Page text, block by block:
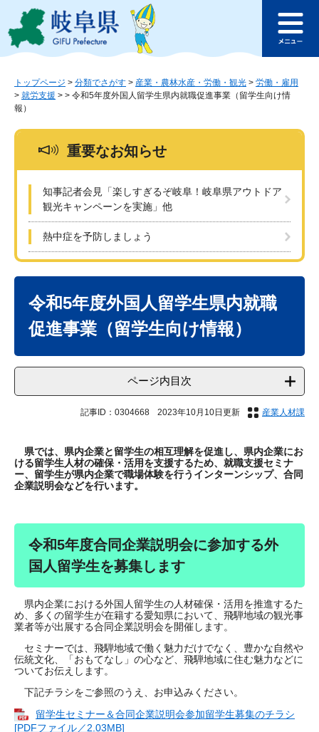
ジ
ュ
このページの本文へ
ュ
トップページ > 分類でさがす > 産業・農林水産・労働・観光 > 労働・雇用
> 就労支援 > > 令和5年度外国人留学生県内就職促進事業（留学生向け情
報）
重要なお知らせ
知事記者会見「楽しすぎるぞ岐阜！岐阜県アウトドア
観光キャンペーンを実施」他
熱中症を予防しましょう
令和5年度外国人留学生県内就職
促進事業（留学生向け情報）
ページ内目次
記事ID：0304668 2023年10月10日更新 産業人材課
県では、県内企業と留学生の相互理解を促進し、県内企業にお
ける留学生人材の確保・活用を支援するため、就職支援セミナ
ー、留学生が県内企業で職場体験を行うインターンシップ、合同
企業説明会などを行います。
令和5年度合同企業説明会に参加する外
国人留学生を募集します
県内企業における外国人留学生の人材確保・活用を推進するた
め、多くの留学生が在籍する愛知県において、飛騨地域の観光事
業者等が出展する合同企業説明会を開催します。
セミナーでは、飛騨地域で働く魅力だけでなく、豊かな自然や
伝統文化、「おもてなし」の心など、飛騨地域に住む魅力などに
ついてお伝えします。
下記チラシをご参照のうえ、お申込みください。
留学生セミナー＆合同企業説明会参加留学生募集のチラシ
[PDFファイル／2.03MB]